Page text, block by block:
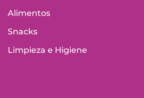
Alimentos
Snacks
Limpieza e Higiene